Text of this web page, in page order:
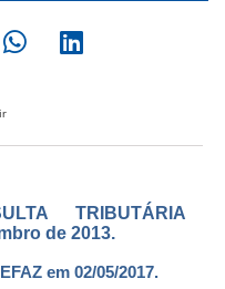
TRIBUTÁRIA
de 2013.
em 02/05/2017.